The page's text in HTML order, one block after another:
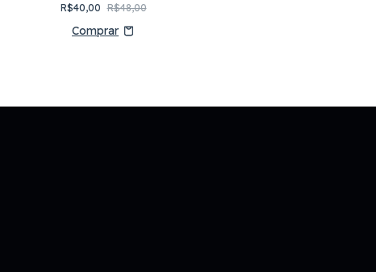
R$40,00 R$48,00